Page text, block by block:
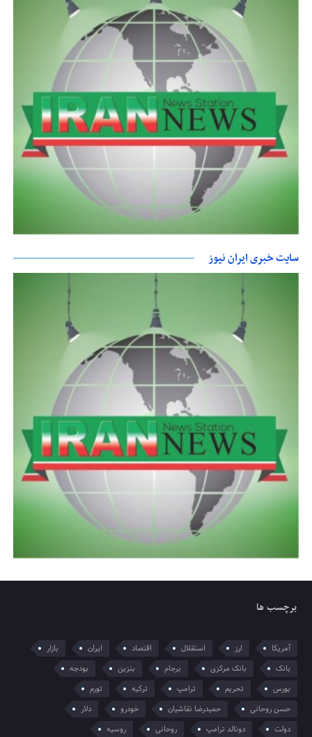
سایت خبری ایران نیوز
برچسب ها
آمریکا ارز استقلال اقتصاد ایران
بازار
بانک
بانک مرکزی برجام بنزین
بودجه
بورس
تحریم ترامپ ترکیه
تورم
حسن روحانی
حمیدرضا نقاشیان خودرو
دلار
دولت
دونالد ترامپ روحانی روسیه